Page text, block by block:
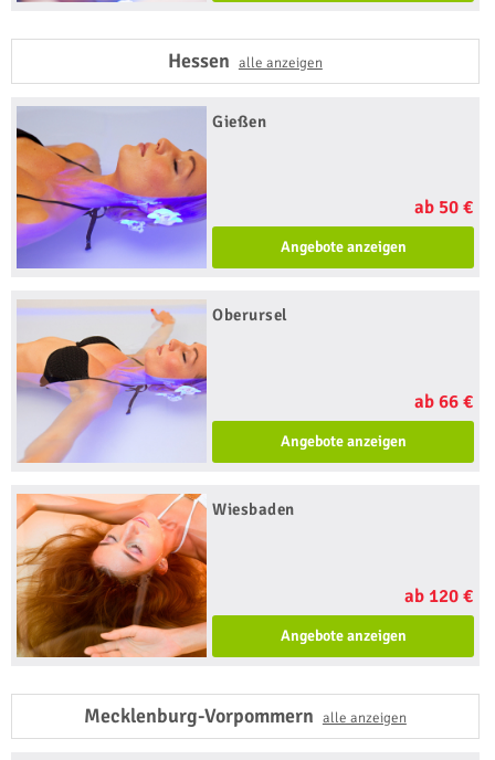
Hessen alle anzeigen
Gießen
ab 50 €
Angebote anzeigen
Oberursel
ab 66 €
Angebote anzeigen
Wiesbaden
ab 120 €
Angebote anzeigen
Mecklenburg-Vorpommern alle anzeigen